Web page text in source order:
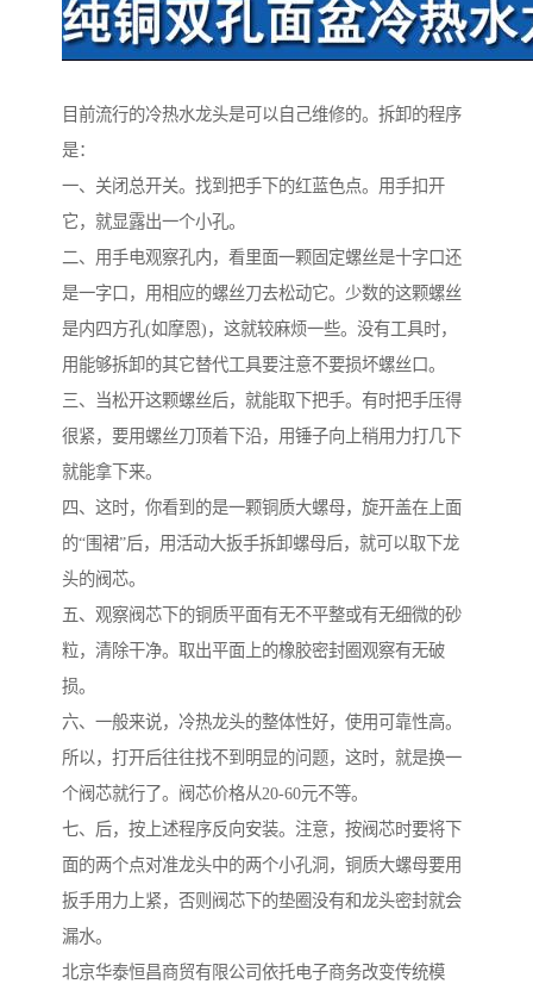
目前流行的冷热水龙头是可以自己维修的。拆卸的程序
是：
一、关闭总开关。找到把手下的红蓝色点。用手扣开
它，就显露出一个小孔。
二、用手电观察孔内，看里面一颗固定螺丝是十字口还
是一字口，用相应的螺丝刀去松动它。少数的这颗螺丝
是内四方孔(如摩恩)，这就较麻烦一些。没有工具时，
用能够拆卸的其它替代工具要注意不要损坏螺丝口。
三、当松开这颗螺丝后，就能取下把手。有时把手压得
很紧，要用螺丝刀顶着下沿，用锤子向上稍用力打几下
就能拿下来。
四、这时，你看到的是一颗铜质大螺母，旋开盖在上面
的“围裙”后，用活动大扳手拆卸螺母后，就可以取下龙
头的阀芯。
五、观察阀芯下的铜质平面有无不平整或有无细微的砂
粒，清除干净。取出平面上的橡胶密封圈观察有无破
损。
六、一般来说，冷热龙头的整体性好，使用可靠性高。
所以，打开后往往找不到明显的问题，这时，就是换一
个阀芯就行了。阀芯价格从20-60元不等。
七、后，按上述程序反向安装。注意，按阀芯时要将下
面的两个点对准龙头中的两个小孔洞，铜质大螺母要用
扳手用力上紧，否则阀芯下的垫圈没有和龙头密封就会
漏水。
北京华泰恒昌商贸有限公司依托电子商务改变传统模